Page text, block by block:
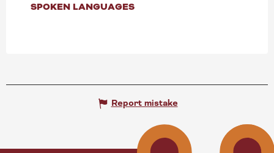
SPOKEN LANGUAGES
SPOKEN LANGUAGES
Report mistake